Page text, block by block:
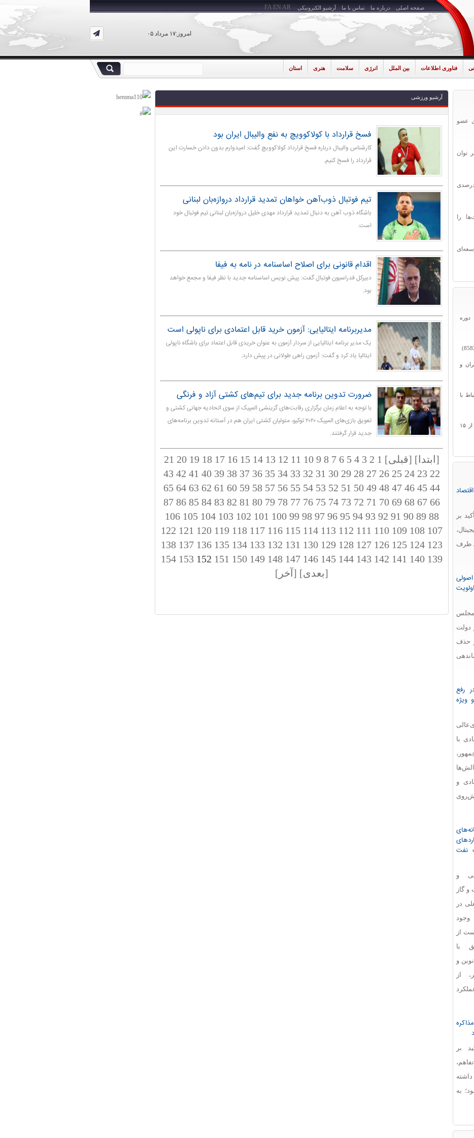
صفحه اصلی درباره ما تماس با ما آرشیو الکترونیکی
امروز:۱۷ مرداد ۰۵
FA EN AR
فناوری اطلاعات بین الملل انرژی سلامت هنری استان
عضو
توان
تهرانی‌ها منجر به کاهش ۱۰ درصدی
را
۵۱ پروژه توسعه‌ای
دوره
و
با
وزیر آموزش و پرورش: شروع سال تحصیلی از ۱۵
بر
ظرف
دولت
حذف
رفع
ویژه
با
و
نفت
و
گاز
در
وجود
از
با
و
از
بر
تفاهم،
داشته
به
آرشیو ورزشی
فسخ قرارداد با کولاکوویچ به نفع والیبال ایران بود
کارشناس والیبال درباره فسخ قرارداد کولاکوویچ گفت: امیدوارم بدون دادن خسارت این
قرارداد را فسخ کنیم.
تیم فوتبال ذوب‌آهن خواهان تمدید قرارداد دروازه‌بان لبنانی
باشگاه ذوب آهن به دنبال تمدید قرارداد مهدی خلیل دروازه‌بان لبنانی تیم فوتبال خود
است.
اقدام قانونی برای اصلاح اساسنامه در نامه به فیفا
دبیرکل فدراسیون فوتبال گفت: پیش نویس اساسنامه جدید با نظر فیفا و مجمع خواهد
بود.
مدیربرنامه ایتالیایی: آزمون خرید قابل اعتمادی برای ناپولی است
یک مدیر برنامه ایتالیایی از سردار آزمون به عنوان خریدی قابل اعتماد برای باشگاه ناپولی
ایتالیا یاد کرد و گفت: آزمون راهی طولانی در پیش دارد.
ضرورت تدوین برنامه جدید برای تیم‌های کشتی آزاد و فرنگی
با توجه به اعلام زمان برگزاری رقابت‌های گزینشی المپیک از سوی اتحادیه جهانی کشتی و
تعویق بازی‌های المپیک ۲۰۲۰ توکیو، متولیان کشتی ایران هم در آستانه تدوین برنامه‌های
جدید قرار گرفتند.
[ابتدا] [قبلی] 1
2
3
4
5
6
7
8
9
10
11
12
13
14
15
16
17
18
19
20
21
22
23
24
25
26
27
28
29
30
31
32
33
34
35
36
37
38
39
40
41
42
43
44
45
46
47
48
49
50
51
52
53
54
55
56
57
58
59
60
61
62
63
64
65
66
67
68
69
70
71
72
73
74
75
76
77
78
79
80
81
82
83
84
85
86
87
88
89
90
91
92
93
94
95
96
97
98
99
100
101
102
103
104
105
106
107
108
109
110
111
112
113
114
115
116
117
118
119
120
121
122
123
124
125
126
127
128
129
130
131
132
133
134
135
136
137
138
139
140
141
142
143
144
145
146
147
148
149
150
151
153
154
[بعدی] [آخر]